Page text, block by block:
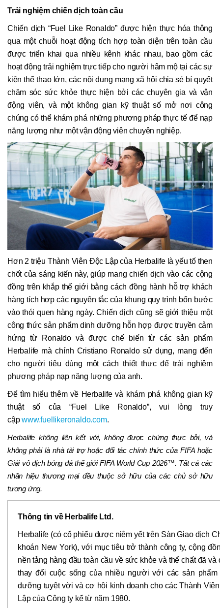
Trải nghiệm chiến dịch toàn cầu
Chiến dịch “Fuel Like Ronaldo” được hiện thực hóa thông
qua một chuỗi hoạt động tích hợp toàn diện trên toàn cầu
được triển khai qua nhiều kênh khác nhau, bao gồm các
hoạt động trải nghiệm trực tiếp cho người hâm mộ tại các sự
kiện thể thao lớn, các nội dung mạng xã hội chia sẻ bí quyết
chăm sóc sức khỏe thực hiện bởi các chuyên gia và vận
động viên, và một không gian kỹ thuật số mở nơi công
chúng có thể khám phá những phương pháp thực tế để nạp
năng lượng như một vận động viên chuyên nghiệp.
Hơn 2 triệu Thành Viên Độc Lập của Herbalife là yếu tố then
chốt của sáng kiến này, giúp mang chiến dịch vào các cộng
đồng trên khắp thế giới bằng cách đồng hành hỗ trợ khách
hàng tích hợp các nguyên tắc của khung quy trình bốn bước
vào thói quen hàng ngày. Chiến dịch cũng sẽ giới thiệu một
công thức sản phẩm dinh dưỡng hỗn hợp được truyền cảm
hứng từ Ronaldo và được chế biến từ các sản phẩm
Herbalife mà chính Cristiano Ronaldo sử dụng, mang đến
cho người tiêu dùng một cách thiết thực để trải nghiệm
phương pháp nạp năng lượng của anh.
Để tìm hiểu thêm về Herbalife và khám phá không gian kỹ
thuật số của “Fuel Like Ronaldo”, vui lòng truy
cậpwww.fuellikeronaldo.com.
Herbalife không liên kết với, không được chứng thực bởi, và
không phải là nhà tài trợ hoặc đối tác chính thức của FIFA hoặc
Giải vô địch bóng đá thế giới FIFA World Cup 2026™. Tất cả các
nhãn hiệu thương mại đều thuộc sở hữu của các chủ sở hữu
tương ứng.
Thông tin về Herbalife Ltd.
Herbalife (có cổ phiếu được niêm yết trên Sàn Giao dịch
khoán New York), với mục tiêu trở thành công ty, cộng
nền tảng hàng đầu toàn cầu về sức khỏe và thể chất đã và
thay đổi cuộc sống của nhiều người với các sản phẩm
dưỡng tuyệt vời và cơ hội kinh doanh cho các Thành
Lập của Công ty kể từ năm 1980.